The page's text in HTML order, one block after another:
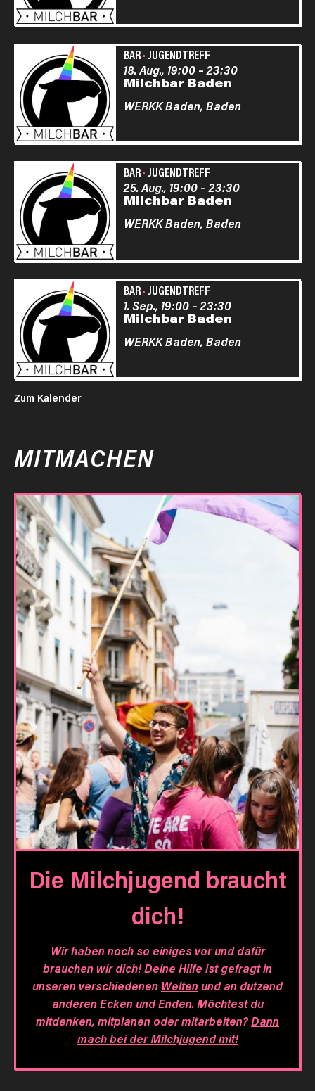
BAR· JUGENDTREFF
Milchbar Baden
18. Aug., 19:00–23:30
WERKK Baden, Baden
BAR· JUGENDTREFF
Milchbar Baden
25. Aug., 19:00–23:30
WERKK Baden, Baden
BAR· JUGENDTREFF
Milchbar Baden
1. Sep., 19:00–23:30
WERKK Baden, Baden
Zum Kalender
MITMACHEN
Die Milchjugend braucht
dich!
Wir haben noch so einiges vor und dafür
brauchen wir dich! Deine Hilfe ist gefragt in
unseren verschiedenen Weltenund an dutzend
anderen Ecken und Enden. Möchtest du
mitdenken, mitplanen oder mitarbeiten?Dann
mach bei der Milchjugend mit!